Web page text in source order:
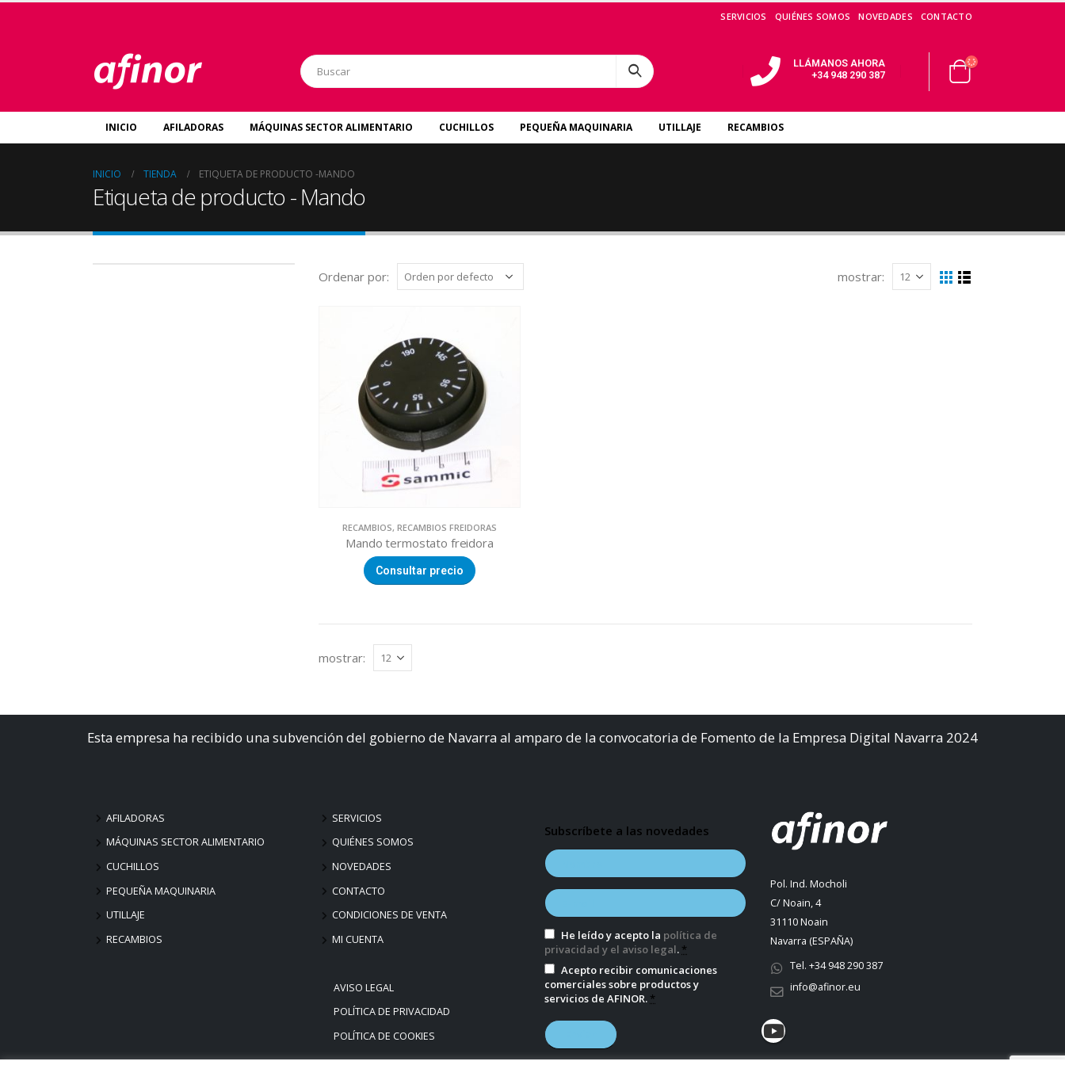
SERVICIOS QUIÉNES SOMOS NOVEDADES CONTACTO
LLÁMANOS AHORA
+34 948 290 387
INICIO AFILADORAS MÁQUINAS SECTOR ALIMENTARIO CUCHILLOS PEQUEÑA MAQUINARIA UTILLAJE RECAMBIOS
INICIO TIENDA ETIQUETA DE PRODUCTO -MANDO
Etiqueta de producto - Mando
Ordenar por: mostrar:
RECAMBIOS, RECAMBIOS FREIDORAS
Mando termostato freidora
Consultar precio
mostrar:
Esta empresa ha recibido una subvención del gobierno de Navarra al amparo de la convocatoria de Fomento de la Empresa Digital Navarra 2024
AFILADORAS
MÁQUINAS SECTOR ALIMENTARIO
CUCHILLOS
PEQUEÑA MAQUINARIA
UTILLAJE
RECAMBIOS
SERVICIOS
QUIÉNES SOMOS
NOVEDADES
CONTACTO
CONDICIONES DE VENTA
MI CUENTA
AVISO LEGAL
POLÍTICA DE PRIVACIDAD
POLÍTICA DE COOKIES
Subscríbete a las novedades
He leído y acepto la política de
privacidad y el aviso legal. *
Acepto recibir comunicaciones
comerciales sobre productos y
servicios de AFINOR. *
Pol. Ind. Mocholi
C/ Noain, 4
31110 Noain
Navarra (ESPAÑA)
Tel. +34 948 290 387
info@afinor.eu